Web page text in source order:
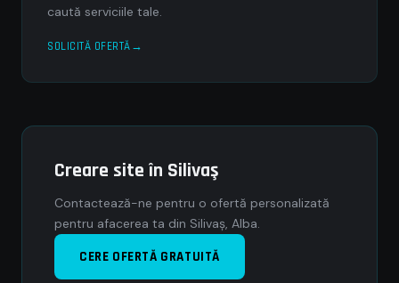
caută serviciile tale.
SOLICITĂ OFERTĂ
Creare site în Silivaş
Contactează-ne pentru o ofertă personalizată
pentru afacerea ta din Silivaş, Alba.
CERE OFERTĂ GRATUITĂ